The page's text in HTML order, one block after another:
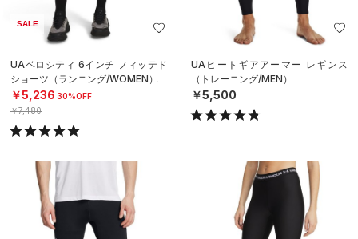
SALE
UAベロシティ 6インチ フィッテド
ショーツ（ランニング/WOMEN）
￥5,236 30%OFF
￥7,480
UAヒートギアアーマー レギンス
（トレーニング/MEN）
￥5,500